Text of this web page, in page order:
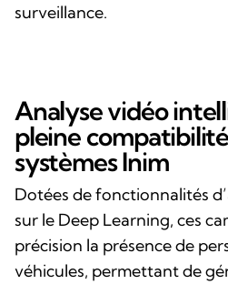
surveillance.
Analyse vidéo
pleine
systèmes Inim
Dotées de fonctionnalités
sur le Deep Learning, ces
précision la présence de
véhicules, permettant de